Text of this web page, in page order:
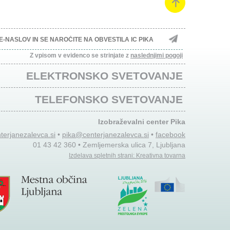
Z vpisom v evidenco se strinjate z naslednjimi pogoji
ELEKTRONSKO SVETOVANJE
TELEFONSKO SVETOVANJE
Izobraževalni center Pika
• pika@centerjanezalevca.si • facebook
01 43 42 360 • Zemljemerska ulica 7, Ljubljana
Izdelava spletnih strani: Kreativna tovarna